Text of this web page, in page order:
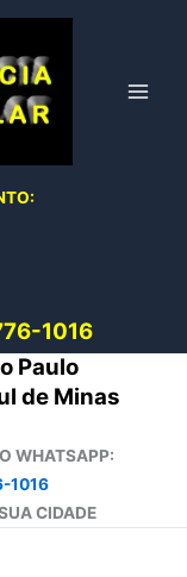
1016
Paulo
de Minas
WHATSAPP:
1016
CIDADE